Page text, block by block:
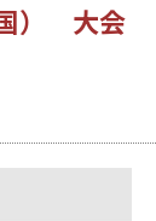
） 大会